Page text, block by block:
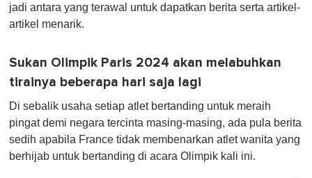
jadi antara yang terawal untuk dapatkan berita serta artikel-
artikel menarik.
Sukan Olimpik Paris 2024 akan melabuhkan
tirainya beberapa hari saja lagi
Di sebalik usaha setiap atlet bertanding untuk meraih
pingat demi negara tercinta masing-masing, ada pula berita
sedih apabila France tidak membenarkan atlet wanita yang
berhijab untuk bertanding di acara Olimpik kali ini.